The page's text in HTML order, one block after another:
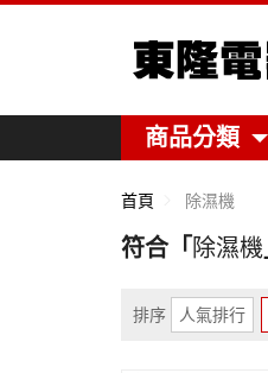
商品分類
首頁 除濕機
符合「 除濕機
排序 人氣排行